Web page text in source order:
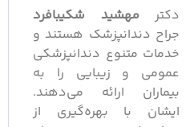
دکترمهشید شکیبافرد
جراح دندانپزشک هستند و
خدمات متنوع دندانپزشکی
عمومی و زیبایی را به
بیماران ارائه می‌دهند.
ایشان با بهره‌گیری از